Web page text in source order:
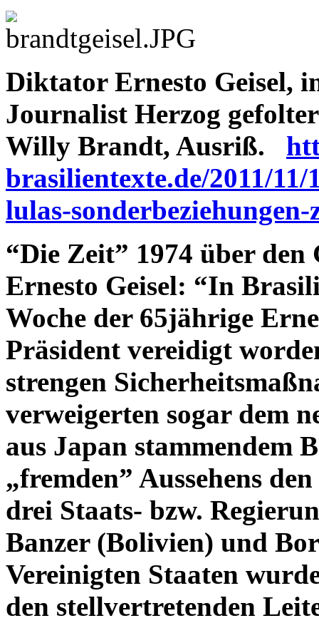
Diktator Ernesto Geisel,
Journalist Herzog
Willy Brandt, Ausriß.
brasilientexte.de/2011/
lulas-
“Die Zeit” 1974 über
Ernesto Geisel: “In
Woche der 65jährige
Präsident vereidigt
strengen
verweigerten sogar dem
aus Japan stammendem
„fremden” Aussehens
drei Staats- bzw.
Banzer (Bolivien) und
Vereinigten Staaten
den stellvertretenden